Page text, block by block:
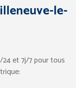
le-
et 7j/7 pour tous